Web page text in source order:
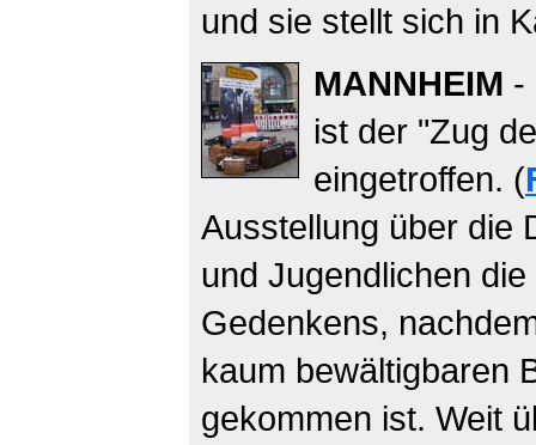
und sie stellt sich in
MANNHEIM -
ist der "Zug
eingetroffen. (
Ausstellung über die
und Jugendlichen
Gedenkens,
kaum bewältigbaren
gekommen ist. Weit